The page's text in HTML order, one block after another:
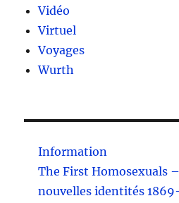
Vidéo
Virtuel
Voyages
Wurth
Information
The First Homosexuals
nouvelles identités